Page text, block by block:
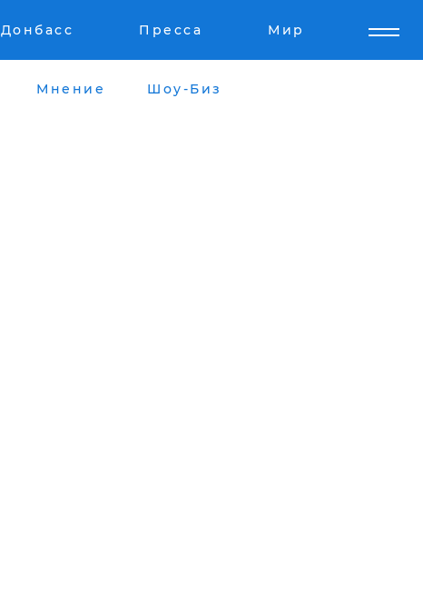
Донбасс Пресса Мир
Мнение Шоу-Биз